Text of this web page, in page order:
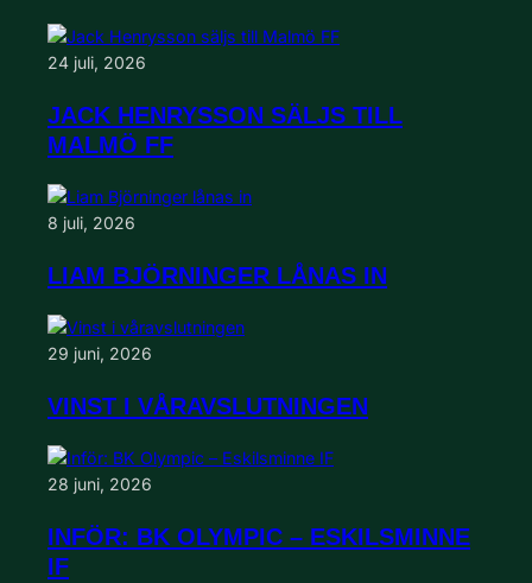
24 juli, 2026
JACK HENRYSSON SÄLJS TILL
MALMÖ FF
8 juli, 2026
LIAM BJÖRNINGER LÅNAS IN
29 juni, 2026
VINST I VÅRAVSLUTNINGEN
28 juni, 2026
INFÖR: BK OLYMPIC – ESKILSMINNE
IF